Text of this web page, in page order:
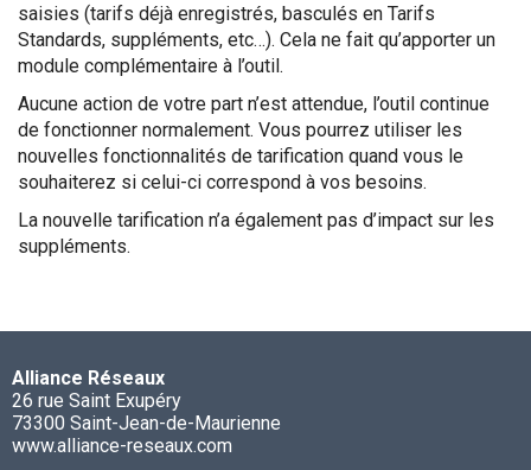
saisies (tarifs déjà enregistrés, basculés en Tarifs
Standards, suppléments, etc…). Cela ne fait qu’apporter un
module complémentaire à l’outil.
Aucune action de votre part n’est attendue, l’outil continue
de fonctionner normalement. Vous pourrez utiliser les
nouvelles fonctionnalités de tarification quand vous le
souhaiterez si celui-ci correspond à vos besoins.
La nouvelle tarification n’a également pas d’impact sur les
suppléments.
Alliance Réseaux
26 rue Saint Exupéry
73300 Saint-Jean-de-Maurienne
www.alliance-reseaux.com